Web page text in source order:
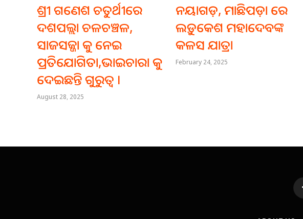
ଶ୍ରୀ ଗଣେଶ ଚତୁର୍ଥୀରେ
ଦଶପଲ୍ଲା ଚଳଚଞ୍ଚଳ,
ସାଜସଜ୍ଜା କୁ ନେଇ
ପ୍ରତିଯୋଗିତା,ଭାଇଚାରା କୁ
ଦେଇଛନ୍ତି ଗୁରୁତ୍ଵ ।
August 28, 2025
ନୟାଗଡ଼, ମାଛିପଡ଼ା ରେ
ଲଡ଼ୁକେଶ ମହାଦେବଙ୍କ
କଳସ ଯାତ୍ରା
February 24, 2025